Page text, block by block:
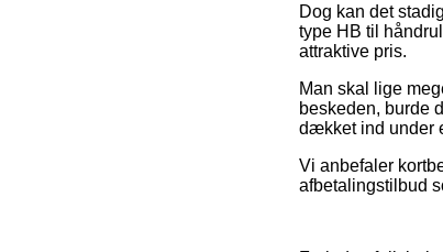
Dog kan det
type HB til
attraktive pris.
Man skal lige
beskeden, burde
dækket ind under
Vi anbefaler
afbetalingstilbud